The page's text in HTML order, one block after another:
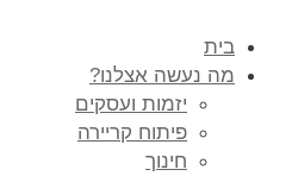
בית
מה נעשה אצלנו?
יזמות ועסקים
פיתוח קריירה
חינוך